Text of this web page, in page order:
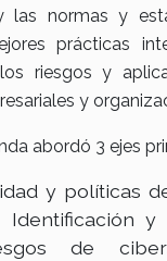
las normas y
prácticas
riesgos y
y
abordó 3 ejes
y políticas
Identificación y
de